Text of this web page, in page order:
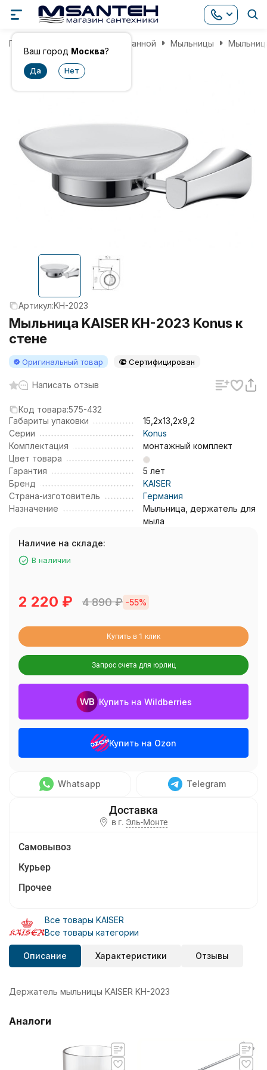
Ваш город Москва?
Главная Аксессуары для ванной Мыльницы
Артикул:KH-2023
Мыльница KAISER KH-2023 Konus к
стене
Оригинальный товар Сертифицирован
Написать отзыв
Код товара:575-432
Габариты упаковки
15,2х13,2х9,2
Серии
Konus
Комплектация
монтажный комплект
Цвет товара
Гарантия
5 лет
Бренд
KAISER
Страна-изготовитель
Германия
Назначение
Мыльница, держатель для
мыла
Наличие на складе:
В наличии
2 220 ₽ 4 890₽ -55%
Купить в 1 клик
Запрос счета для юрлиц
Купить на Wildberries
Купить на Ozon
Whatsapp Telegram
в г. Эль-Монте
Самовывоз
Курьер
Прочее
Все товары KAISER
Все товары категории
Описание Характеристики Отзывы
Держатель мыльницы KAISER KH-2023
Аналоги